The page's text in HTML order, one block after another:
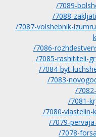
/7089-
/7088-
/7087-volshebnik-
/7086-
/7085-rashititeli-
/7084-byt-
/7083-
/
/7081-
/7080-
/7079-
/7078-